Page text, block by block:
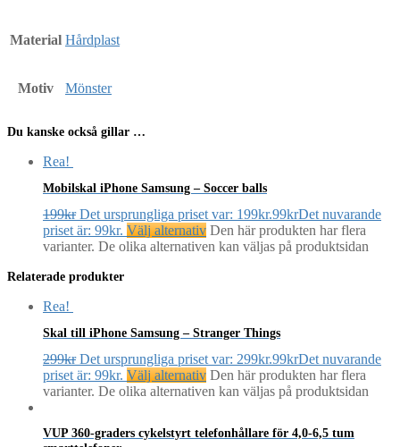
Material Hårdplast
Motiv Mönster
Du kanske också gillar …
Rea!
Mobilskal iPhone Samsung – Soccer balls
199kr Det ursprungliga priset var: 199kr.99krDet nuvarande
priset är: 99kr. Välj alternativ Den här produkten har flera
varianter. De olika alternativen kan väljas på produktsidan
Relaterade produkter
Rea!
Skal till iPhone Samsung – Stranger Things
299kr Det ursprungliga priset var: 299kr.99krDet nuvarande
priset är: 99kr. Välj alternativ Den här produkten har flera
varianter. De olika alternativen kan väljas på produktsidan
VUP 360-graders cykelstyrt telefonhållare för 4,0-6,5 tum